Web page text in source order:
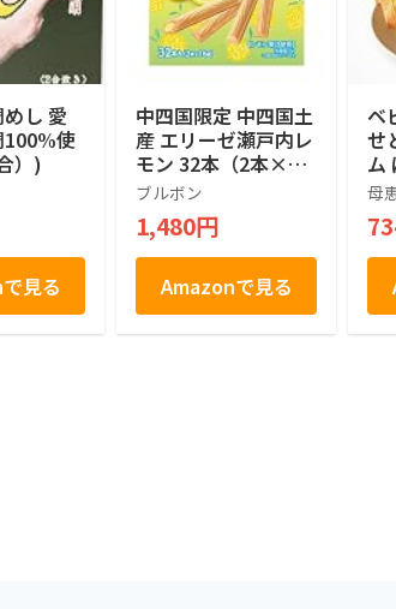
し 愛
100%使
）)
見る
中四国限定 中四国土
産 エリーゼ瀬戸内レ
モン 32本（2本×16
袋）
ブルボン
1,480円
Amazonで見る
ベ
せ
ム
暮
戸
き
ゼ
包
母